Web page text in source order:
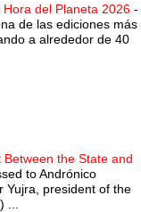
del Planeta 2026 -
de las ediciones más
a alrededor de 40
the State and
to Andrónico
Yujra, president of the